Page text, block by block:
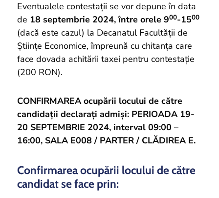
Eventualele contestații se vor depune în data
de 18 septembrie 2024, între orele 900-1500
(dacă este cazul) la Decanatul Facultății de
Științe Economice, împreună cu chitanța care
face dovada achitării taxei pentru contestație
(200 RON).
CONFIRMAREA ocupării locului de către
candidații declarați admiși: PERIOADA 19-
20 SEPTEMBRIE 2024, interval 09:00 –
16:00, SALA E008 / PARTER / CLĂDIREA E.
Confirmarea ocupării locului de către
candidat se face prin: